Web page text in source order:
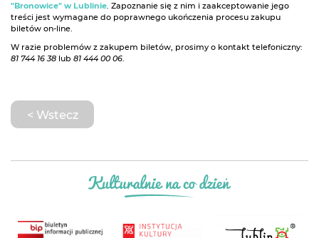
"Bronowice" w Lublinie. Zapoznanie się z nim i zaakceptowanie jego
treści jest wymagane do poprawnego ukończenia procesu zakupu
biletów on-line.
W razie problemów z zakupem biletów, prosimy o kontakt telefoniczny:
81 744 16 38 lub 81 444 00 06.
< Wstecz